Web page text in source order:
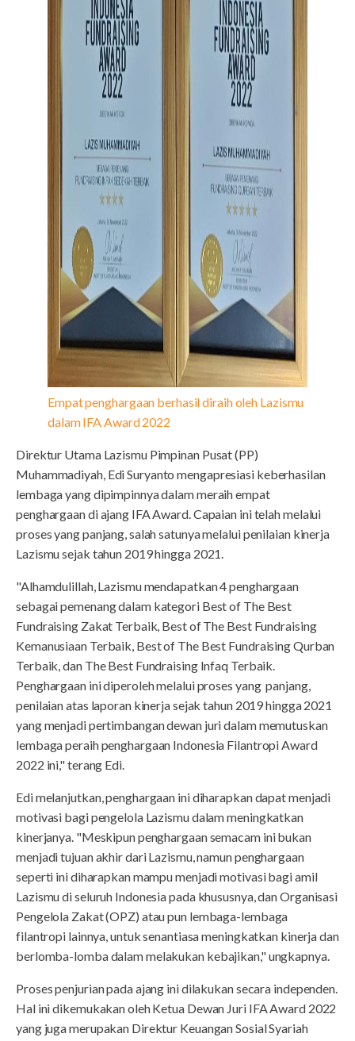
Empat penghargaan berhasil diraih oleh Lazismu
dalam IFA Award 2022
Direktur Utama Lazismu Pimpinan Pusat (PP)
Muhammadiyah, Edi Suryanto mengapresiasi keberhasilan
lembaga yang dipimpinnya dalam meraih empat
penghargaan di ajang IFA Award. Capaian ini telah melalui
proses yang panjang, salah satunya melalui penilaian kinerja
Lazismu sejak tahun 2019 hingga 2021.
"Alhamdulillah, Lazismu mendapatkan 4 penghargaan
sebagai pemenang dalam kategori Best of The Best
Fundraising Zakat Terbaik, Best of The Best Fundraising
Kemanusiaan Terbaik, Best of The Best Fundraising Qurban
Terbaik, dan The Best Fundraising Infaq Terbaik.
Penghargaan ini diperoleh melalui proses yang panjang,
penilaian atas laporan kinerja sejak tahun 2019 hingga 2021
yang menjadi pertimbangan dewan juri dalam memutuskan
lembaga peraih penghargaan Indonesia Filantropi Award
2022 ini," terang Edi.
Edi melanjutkan, penghargaan ini diharapkan dapat menjadi
motivasi bagi pengelola Lazismu dalam meningkatkan
kinerjanya. "Meskipun penghargaan semacam ini bukan
menjadi tujuan akhir dari Lazismu, namun penghargaan
seperti ini diharapkan mampu menjadi motivasi bagi amil
Lazismu di seluruh Indonesia pada khususnya, dan Organisasi
Pengelola Zakat (OPZ) atau pun lembaga-lembaga
filantropi lainnya, untuk senantiasa meningkatkan kinerja dan
berlomba-lomba dalam melakukan kebajikan," ungkapnya.
Proses penjurian pada ajang ini dilakukan secara independen.
Hal ini dikemukakan oleh Ketua Dewan Juri IFA Award 2022
yang juga merupakan Direktur Keuangan Sosial Syariah